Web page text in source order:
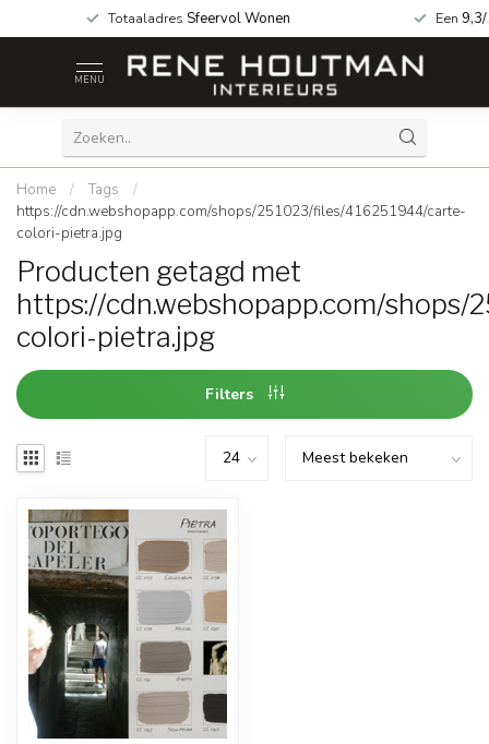
Totaaladres Sfeervol Wonen Een
MENU
Home / Tags
/
https://cdn.webshopapp.com/shops/251023/files/416251944/carte-
colori-pietra.jpg
Producten getagd met
https://cdn.webshopapp.com/
colori-pietra.jpg
Filters